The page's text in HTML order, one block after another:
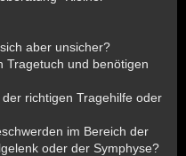
aber unsicher?
Tragetuch und benötigen
richtigen Tragehilfe oder
im Bereich der
oder der Symphyse?